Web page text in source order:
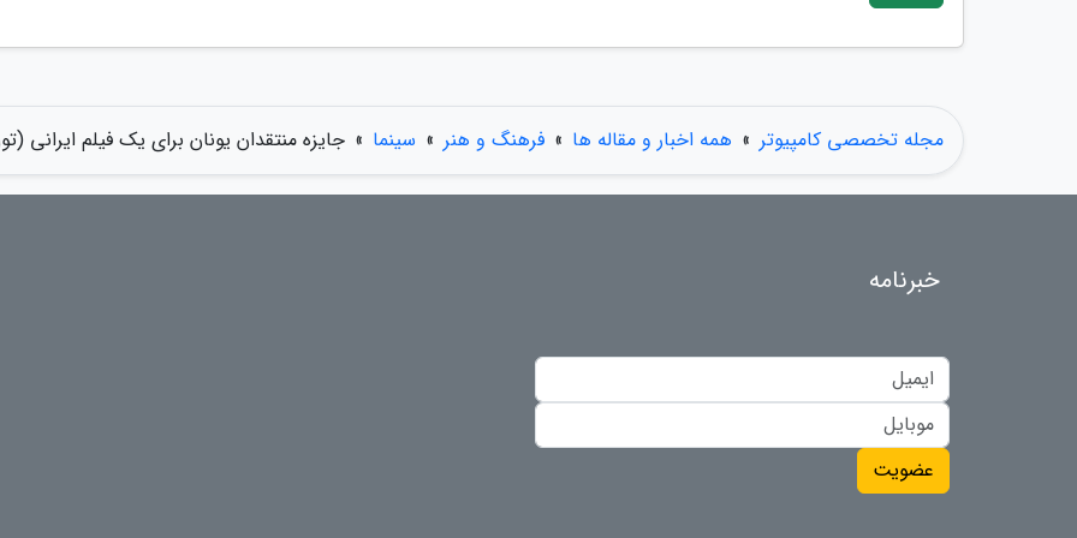
مجله تخصصی کامپیوتر » همه اخبار و مقاله ها » فرهنگ و هنر » سینما » جایزه منتقدان یونان برای یک فیلم ایرانی
خبرنامه
عضویت